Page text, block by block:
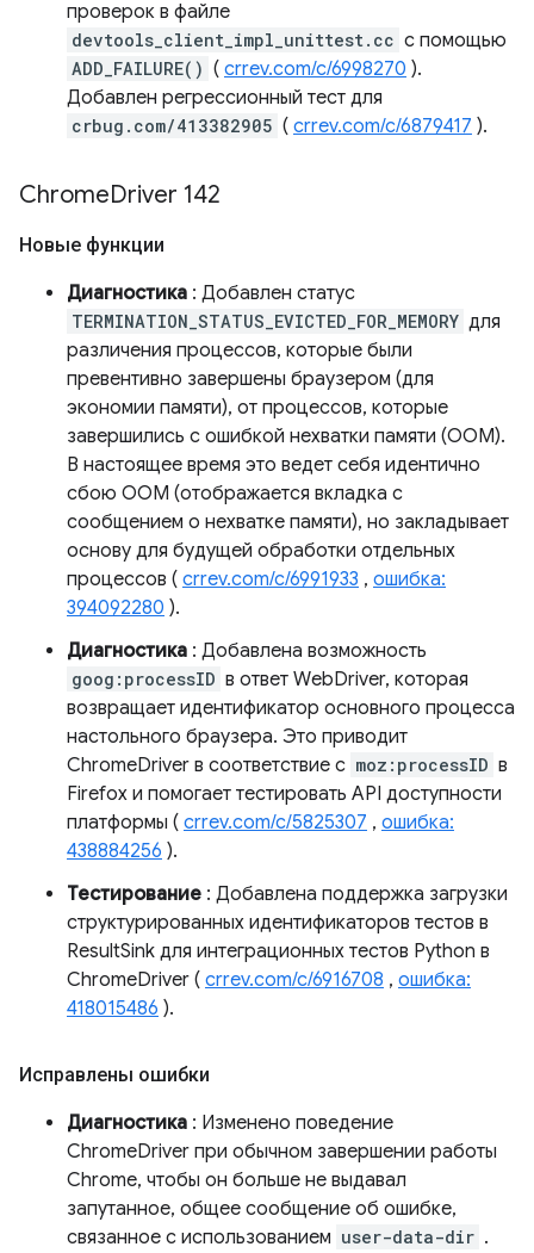
проверок в файле
devtools_client_impl_unittest.cc с помощью
ADD_FAILURE() ( crrev.com/c/6998270 ).
Добавлен регрессионный тест для
crbug.com/413382905 ( crrev.com/c/6879417 ).
ChromeDriver 142
Новые функции
Диагностика : Добавлен статус
TERMINATION_STATUS_EVICTED_FOR_MEMORY для
различения процессов, которые были
превентивно завершены браузером (для
экономии памяти), от процессов, которые
завершились с ошибкой нехватки памяти (OOM).
В настоящее время это ведет себя идентично
сбою OOM (отображается вкладка с
сообщением о нехватке памяти), но закладывает
основу для будущей обработки отдельных
процессов ( crrev.com/c/6991933 , ошибка:
394092280 ).
Диагностика : Добавлена ​​возможность
goog:processID в ответ WebDriver, которая
возвращает идентификатор основного процесса
настольного браузера. Это приводит
ChromeDriver в соответствие с moz:processID в
Firefox и помогает тестировать API доступности
платформы ( crrev.com/c/5825307 , ошибка:
438884256 ).
Тестирование : Добавлена ​​поддержка загрузки
структурированных идентификаторов тестов в
ResultSink для интеграционных тестов Python в
ChromeDriver ( crrev.com/c/6916708 , ошибка:
418015486 ).
Исправлены ошибки
Диагностика : Изменено поведение
ChromeDriver при обычном завершении работы
Chrome, чтобы он больше не выдавал
запутанное, общее сообщение об ошибке,
связанное с использованием user-data-dir .